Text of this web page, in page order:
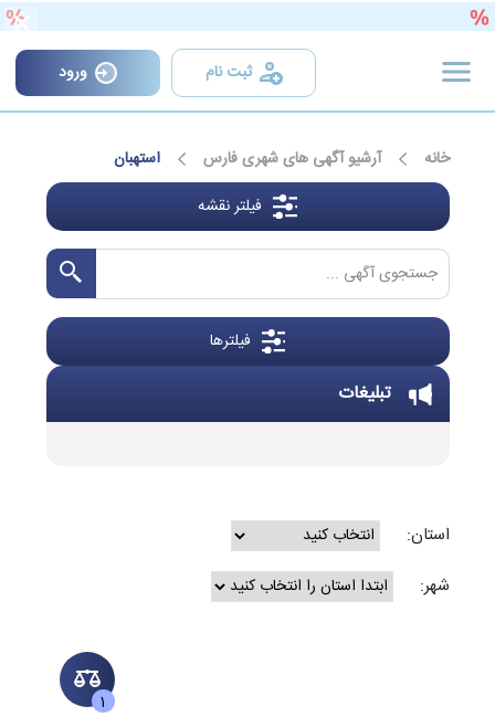
×
ثبت نام ورود
خانه آرشیو آگهی های شهری فارس
استهبان
فیلتر نقشه
فیلترها
تبلیغات
استان:
شهر:
1